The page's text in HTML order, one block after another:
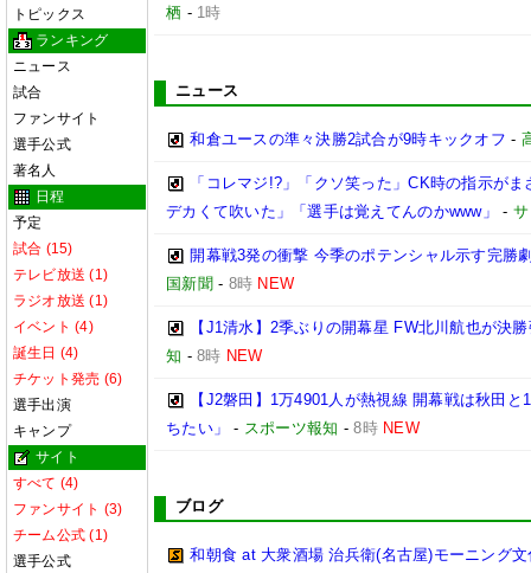
トピックス
ランキング
ニュース
試合
ファンサイト
選手公式
著名人
日程
予定
試合 (15)
テレビ放送 (1)
ラジオ放送 (1)
イベント (4)
誕生日 (4)
チケット発売 (6)
選手出演
キャンプ
サイト
すべて (4)
ファンサイト (3)
チーム公式 (1)
選手公式
栖 - 1時
ニュース
和倉ユースの準々決勝2試合が9時キックオフ -
「コレマジ!?」「クソ笑った」CK時の指示が
デカくて吹いた」「選手は覚えてんのかwww」
-
開幕戦3発の衝撃 今季のポテンシャル示す完勝
国新聞 - 8時 NEW
【J1清水】2季ぶりの開幕星 FW北川航也が決
知 -8時 NEW
【J2磐田】1万4901人が熱視線 開幕戦は秋田
ちたい」
- スポーツ報知 -8時 NEW
ブログ
和朝食 at 大衆酒場 治兵衛(名古屋)モーニング